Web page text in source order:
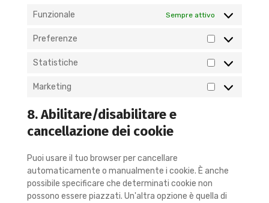
Funzionale Sempre attivo
Preferenze
Statistiche
Marketing
8. Abilitare/disabilitare e
cancellazione dei cookie
Puoi usare il tuo browser per cancellare
automaticamente o manualmente i cookie. È anche
possibile specificare che determinati cookie non
possono essere piazzati. Un'altra opzione è quella di